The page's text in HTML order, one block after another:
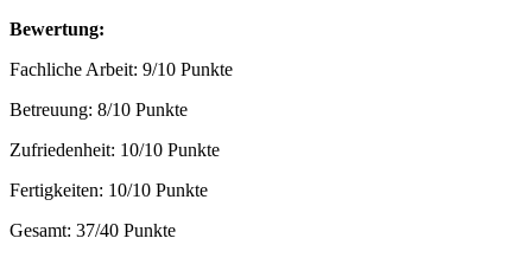
Bewertung:
Fachliche Arbeit: 9/10 Punkte
Betreuung: 8/10 Punkte
Zufriedenheit: 10/10 Punkte
Fertigkeiten: 10/10 Punkte
Gesamt: 37/40 Punkte